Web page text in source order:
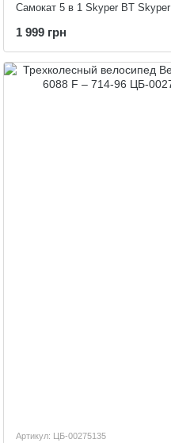
Самокат 5 в 1 Skyper BT Skyper
1 999 грн
Артикул: ЦБ-00275135